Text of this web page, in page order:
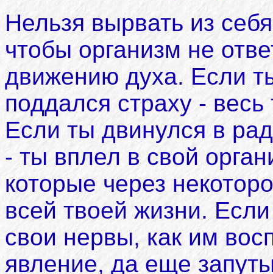
Нельзя вырвать из
чтобы организм не
движению духа. Если
поддался страху -
Если ты двинулся в
- ты вплел в свой
которые через
всей твоей жизни.
свои нервы, как им
явление, да еще